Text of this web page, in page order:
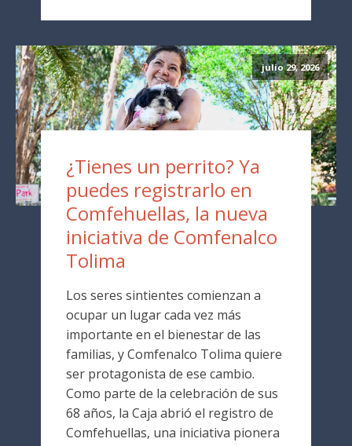
julio 29, 2026
¿Tienes un perrito? Ya
puedes registrarlo en
Comfehuellas, la nueva
iniciativa de Comfenalco
Tolima
Los seres sintientes comienzan a
ocupar un lugar cada vez más
importante en el bienestar de las
familias, y Comfenalco Tolima quiere
ser protagonista de ese cambio.
Como parte de la celebración de sus
68 años, la Caja abrió el registro de
Comfehuellas, una iniciativa pionera